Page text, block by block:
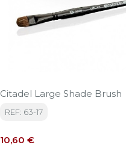
Citadel Large Shade Brush
REF: 63-17
Precio
10,60 €